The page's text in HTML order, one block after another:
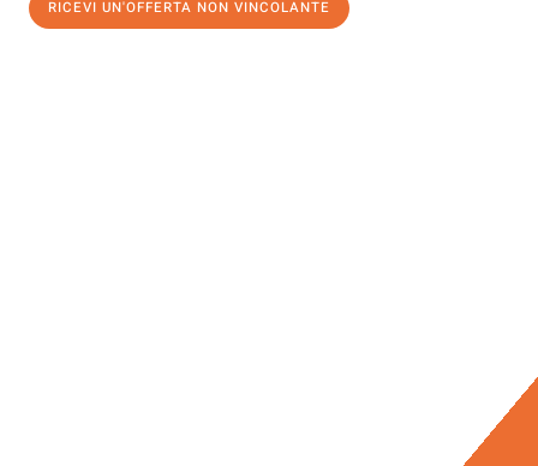
RICEVI UN'OFFERTA NON VINCOLANTE